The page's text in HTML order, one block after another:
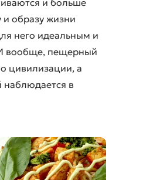
и больше
и образу жизни
него идеальным и
И вообще, пещерный
цивилизации, а
наблюдается в